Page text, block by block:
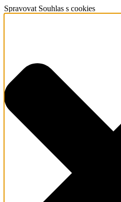
Spravovat Souhlas s cookies